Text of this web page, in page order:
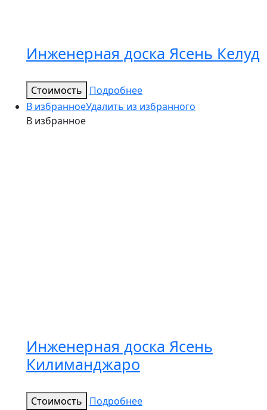
Инженерная доска Ясень Келуд
Стоимость
Подробнее
В избранноеУдалить из избранного
В избранное
Инженерная доска Ясень
Килиманджаро
Стоимость
Подробнее